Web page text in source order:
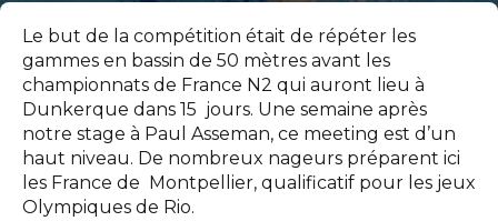
Le but de la compétition était de répéter les
gammes en bassin de 50 mètres avant les
championnats de France N2 qui auront lieu à
Dunkerque dans 15 jours. Une semaine après
notre stage à Paul Asseman, ce meeting est d’un
haut niveau. De nombreux nageurs préparent ici
les France de Montpellier, qualificatif pour les jeux
Olympiques de Rio.